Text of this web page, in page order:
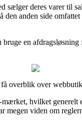
sælger deres varer til
den anden side
en
overblik over
hvilket
megen viden om